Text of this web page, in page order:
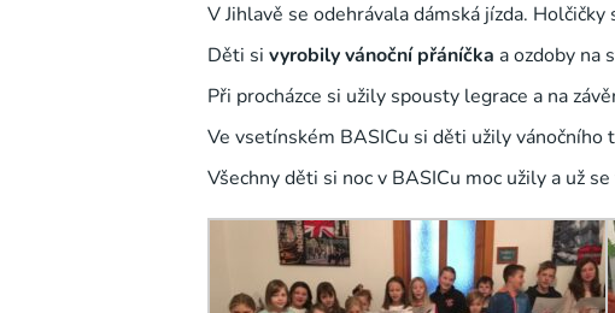
V Jihlavě se odehrávala dámská jízda.
Děti si vyrobily vánoční přáníčka a ozdoby na
Při procházce si užily spousty legrace a na
Ve vsetínském BASICu si děti užily
Všechny děti si noc v BASICu moc užily a už